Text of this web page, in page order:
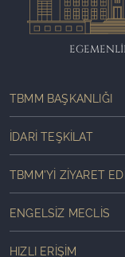
TBMM BAŞKANLIĞI
İDARI TEŞKILAT
TBMM'YI ZIYARET
ENGELSIZ MECLIS
HIZLI ERIŞIM